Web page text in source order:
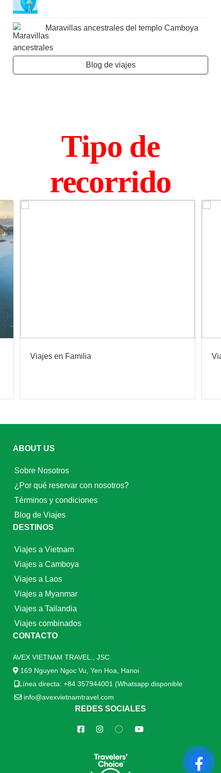
Maravillas ancestrales del templo Camboya
Blog de viajes
Tipo de
recorrido
Viajes en Familia
ABOUT US
Sobre Nosotros
¿Por qué reservar con nosotros?
Términos y condiciones
Blog de Viajes
DESTINOS
Viajes a Vietnam
Viajes a Camboya
Viajes a Laos
Viajes a Myanmar
Viajes a Tailandia
Viajes combinados
CONTACTO
AVEX VIETNAM TRAVEL., JSC
169 Nguyen Ngoc Vu, Yen Hoa, Hanoi
Línea directa: +84 357944001 (Whatsapp disponible
info@avexvietnamtravel.com
REDES SOCIALES